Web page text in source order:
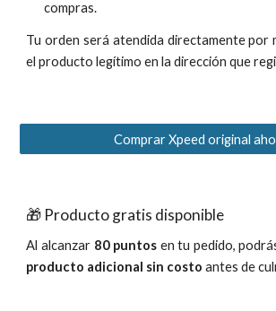
compras.
Tu orden será atendida directamente por
el producto legítimo en la dirección que
Comprar Xpeed original
🎁 Producto gratis disponible
Al alcanzar 80 puntos en tu pedido,
producto adicional sin costo antes de